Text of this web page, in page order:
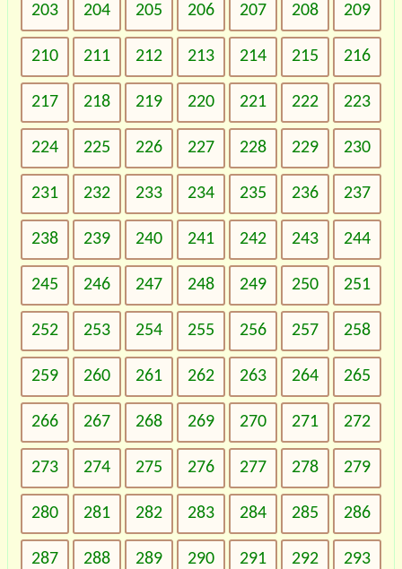
203 204 205 206 207 208 209
210 211 212 213 214 215 216
217 218 219 220 221 222 223
224 225 226 227 228 229 230
231 232 233 234 235 236 237
238 239 240 241 242 243 244
245 246 247 248 249 250 251
252 253 254 255 256 257 258
259 260 261 262 263 264 265
266 267 268 269 270 271 272
273 274 275 276 277 278 279
280 281 282 283 284 285 286
287 288 289 290 291 292 293